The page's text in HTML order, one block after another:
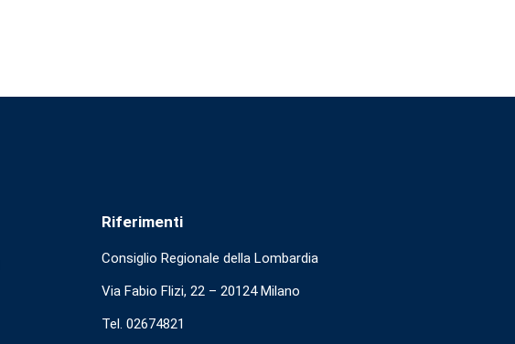
Riferimenti
Consiglio Regionale della Lombardia
Via Fabio Flizi, 22 – 20124 Milano
Tel. 02674821